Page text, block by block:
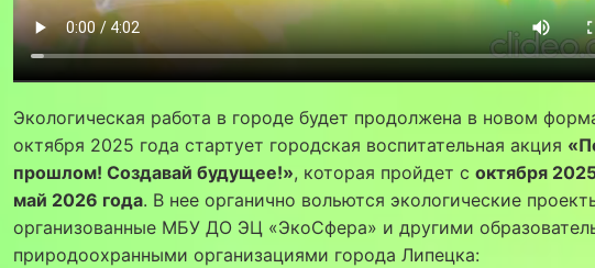
Экологическая работа в городе будет продолжена в новом
октября 2025 года стартует городская воспитательная акция
прошлом! Создавай будущее!», которая пройдет с октября
май 2026 года. В нее органично вольются экологические
организованные МБУ ДО ЭЦ «ЭкоСфера» и другими
природоохранными организациями города Липецка: